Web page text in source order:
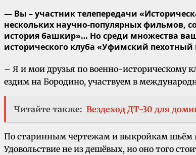
— Вы – участник телепередачи
нескольких научно-популярных фильмов,
история башкир»… Но среди множества
исторического клуба «Уфимский пехотный
– Я и мои друзья по военно-
ездим на Бородино, участвуем в
Читайте также: Вездеход ДТ-30 для
По старинным чертежам и выкройкам шьём
Удовольствие не из дешёвых, но оно того